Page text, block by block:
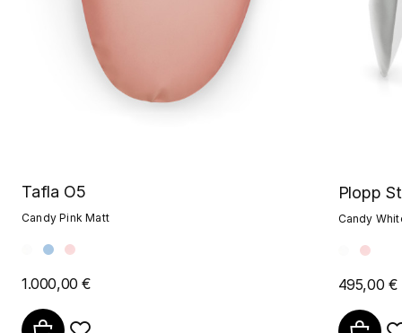
Tafla O5
Candy Pink Matt
1.000,00 €
Plopp
Candy
495,00 €